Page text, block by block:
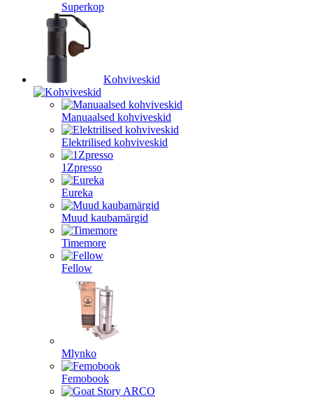
Superkop
Kohviveskid
Manuaalsed kohviveskid
Elektrilised kohviveskid
1Zpresso
Eureka
Muud kaubamärgid
Timemore
Fellow
Mlynko
Femobook